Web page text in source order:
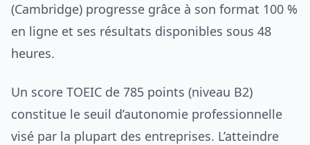
(Cambridge) progresse grâce à son format 100 %
en ligne et ses résultats disponibles sous 48
heures.
Un score TOEIC de 785 points (niveau B2)
constitue le seuil d’autonomie professionnelle
visé par la plupart des entreprises. L’atteindre